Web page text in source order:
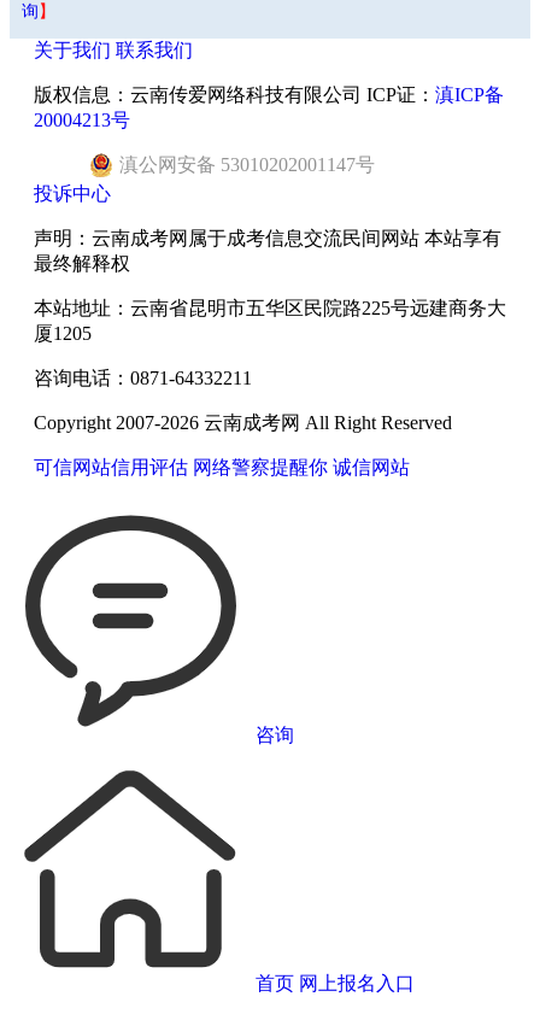
询 】
关于我们 联系我们
版权信息：云南传爱网络科技有限公司 ICP证： 滇ICP备
20004213号
滇公网安备 53010202001147号
投诉中心
声明：云南成考网属于成考信息交流民间网站 本站享有
最终解释权
本站地址：云南省昆明市五华区民院路225号远建商务大
厦1205
咨询电话：0871-64332211
Copyright 2007-2026 云南成考网 All Right Reserved
可信网站信用评估 网络警察提醒你 诚信网站
咨询
首页 网上报名入口